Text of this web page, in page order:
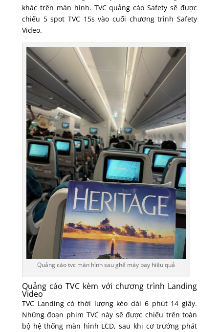
khác trên màn hình. TVC quảng cáo Safety sẽ được
chiếu 5 spot TVC 15s vào cuối chương trình Safety
Video.
Quảng cáo tvc màn hình sau ghế máy bay hiệu quả
Quảng cáo TVC kèm với chương trình Landing
Video
TVC Landing có thời lượng kéo dài 6 phút 14 giây.
Những đoạn phim TVC này sẽ được chiếu trên toàn
bộ hệ thống màn hình LCD, sau khi cơ trưởng phát